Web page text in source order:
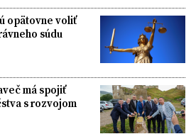
opätovne voliť
súdu
má spojiť
s rozvojom